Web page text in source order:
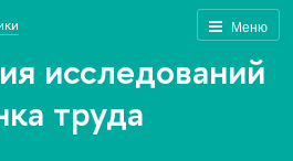
Меню
исследований
труда